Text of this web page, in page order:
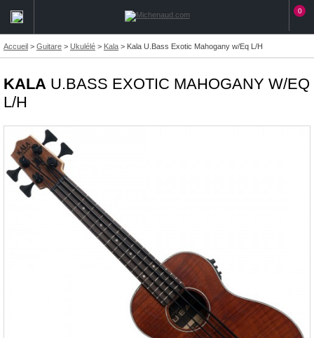
0
Accueil > Guitare > Ukulélé > Kala > Kala U.Bass Exotic Mahogany w/Eq L/H
KALA U.BASS EXOTIC MAHOGANY W/EQ
L/H